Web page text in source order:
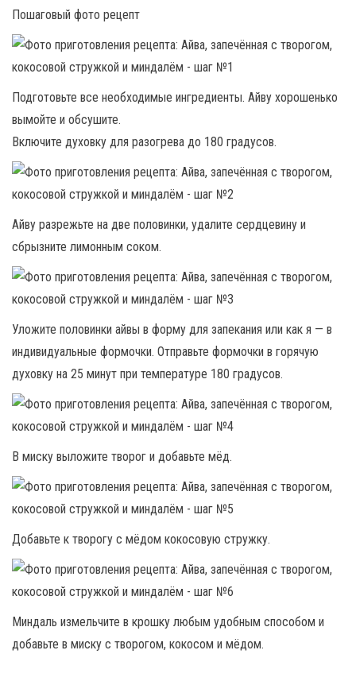
Пошаговый фото рецепт
Подготовьте все необходимые ингредиенты. Айву хорошенько
вымойте и обсушите.
Включите духовку для разогрева до 180 градусов.
Айву разрежьте на две половинки, удалите сердцевину и
сбрызните лимонным соком.
Уложите половинки айвы в форму для запекания или как я — в
индивидуальные формочки. Отправьте формочки в горячую
духовку на 25 минут при температуре 180 градусов.
В миску выложите творог и добавьте мёд.
Добавьте к творогу с мёдом кокосовую стружку.
Миндаль измельчите в крошку любым удобным способом и
добавьте в миску с творогом, кокосом и мёдом.